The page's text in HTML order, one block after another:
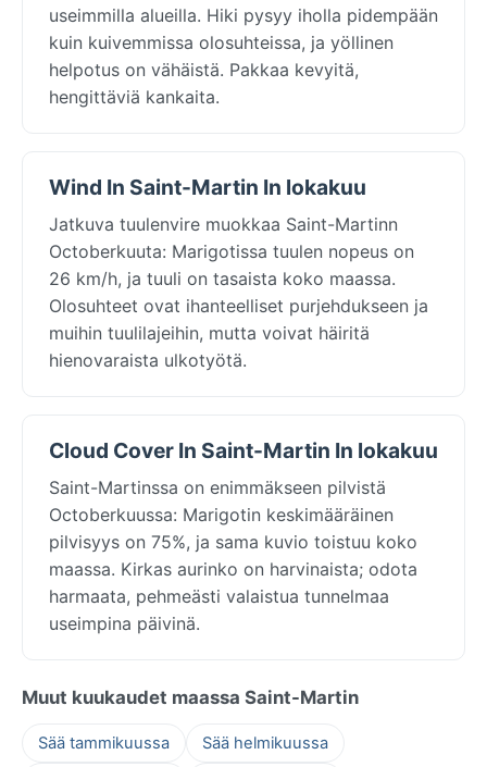
useimmilla alueilla. Hiki pysyy iholla pidempään
kuin kuivemmissa olosuhteissa, ja yöllinen
helpotus on vähäistä. Pakkaa kevyitä,
hengittäviä kankaita.
Wind In Saint-Martin In lokakuu
Jatkuva tuulenvire muokkaa Saint-Martinn
Octoberkuuta: Marigotissa tuulen nopeus on
26 km/h, ja tuuli on tasaista koko maassa.
Olosuhteet ovat ihanteelliset purjehdukseen ja
muihin tuulilajeihin, mutta voivat häiritä
hienovaraista ulkotyötä.
Cloud Cover In Saint-Martin In lokakuu
Saint-Martinssa on enimmäkseen pilvistä
Octoberkuussa: Marigotin keskimääräinen
pilvisyys on 75%, ja sama kuvio toistuu koko
maassa. Kirkas aurinko on harvinaista; odota
harmaata, pehmeästi valaistua tunnelmaa
useimpina päivinä.
Muut kuukaudet maassa Saint-Martin
Sää tammikuussa Sää helmikuussa